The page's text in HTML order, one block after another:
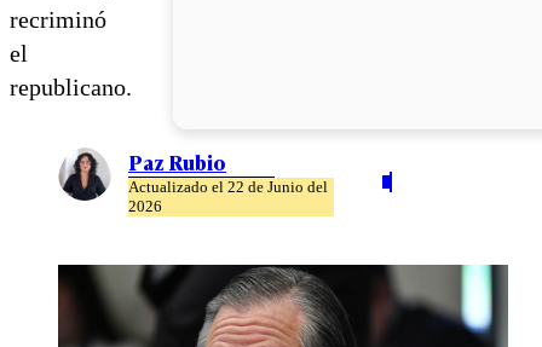
recriminó
el
republicano.
Paz Rubio
Actualizado el 22 de Junio del
2026